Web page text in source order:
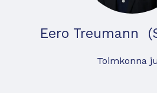
Eero Treumann
Toimkonna